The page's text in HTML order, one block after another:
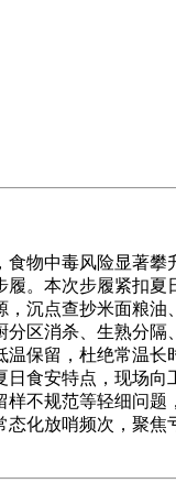
中毒风险显著攀
。本次步履紧扣
沉点查抄米面粮
区消杀、生熟分
保留，杜绝常温
食安特点，现场
不规范等轻细问
化放哨频次，聚